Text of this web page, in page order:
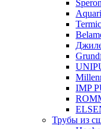
IMP
Трубы из